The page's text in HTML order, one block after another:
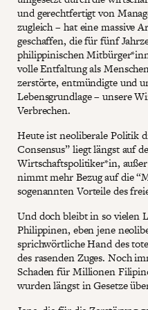
und gerechtfertigt von
zugleich – hat eine massive
geschaffen, die für fünf
philippinischen
volle Entfaltung als
zerstörte, entmündigte und
Lebensgrundlage – unsere
Verbrechen.
Heute ist neoliberale Politik
Consensus” liegt längst auf
Wirtschaftspolitiker*in,
nimmt mehr Bezug auf die
sogenannten Vorteile des
Und doch bleibt in so vielen
Philippinen, eben jene
sprichwörtliche Hand des
des rasenden Zuges. Noch
Schaden für Millionen
wurden längst in Gesetze